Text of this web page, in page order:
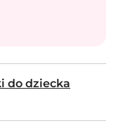
do dziecka